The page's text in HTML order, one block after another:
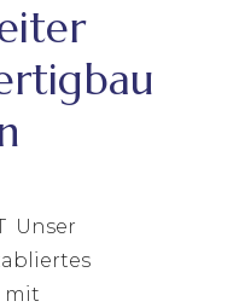
Unser
mit